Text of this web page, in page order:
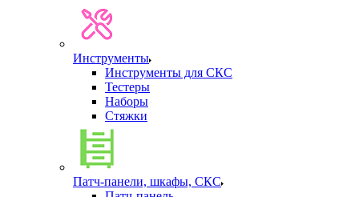
Инструменты
Инструменты для СКС
Тестеры
Наборы
Стяжки
Патч-панели, шкафы, СКС